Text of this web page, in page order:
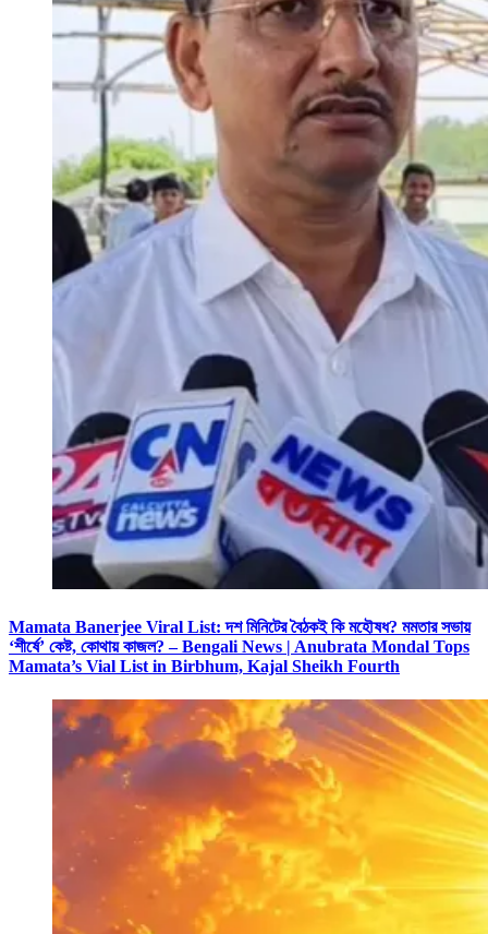
Mamata Banerjee Viral List: দশ মিনিটের বৈঠকই কি মহৌষধ? মমতার সভায়
‘শীর্ষে’ কেষ্ট, কোথায় কাজল? – Bengali News | Anubrata Mondal Tops
Mamata’s Vial List in Birbhum, Kajal Sheikh Fourth